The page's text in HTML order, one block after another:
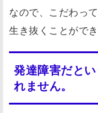
なので、こだわっ
生き抜くことがで
発達障害だと
れません。